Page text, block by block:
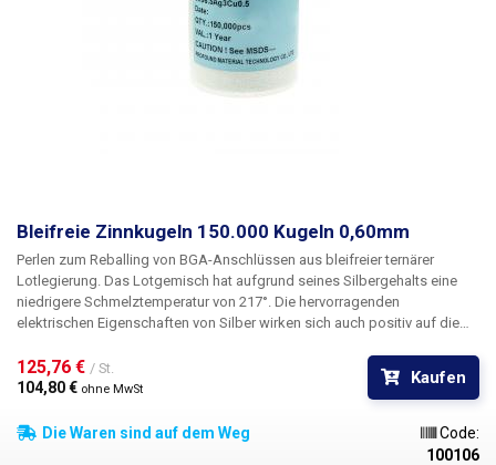
Bleifreie Zinnkugeln 150.000 Kugeln 0,60mm
Perlen zum Reballing von BGA-Anschlüssen aus bleifreier ternärer
Lotlegierung. Das Lotgemisch hat aufgrund seines Silbergehalts eine
niedrigere Schmelztemperatur von 217°. Die hervorragenden
elektrischen Eigenschaften von Silber wirken sich auch positiv auf die
Festigkeit der Verbindung.
125,76 € / St.
104,80 € ohne MwSt
Kaufen
Die Waren sind auf dem Weg
Code:
100106